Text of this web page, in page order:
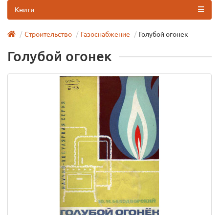
Книги
Строительство Газоснабжение Голубой огонек
Голубой огонек